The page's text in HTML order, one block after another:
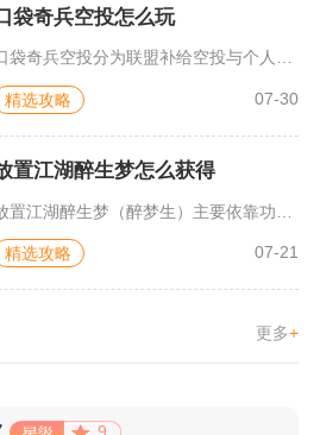
袋奇兵空投怎么玩
口袋奇兵空投分为联盟补给空投与个人空投支援两类玩法，前者以联...
精选攻略 07-30
置江湖醉生梦怎么获得
精选攻略 07-21
更多+